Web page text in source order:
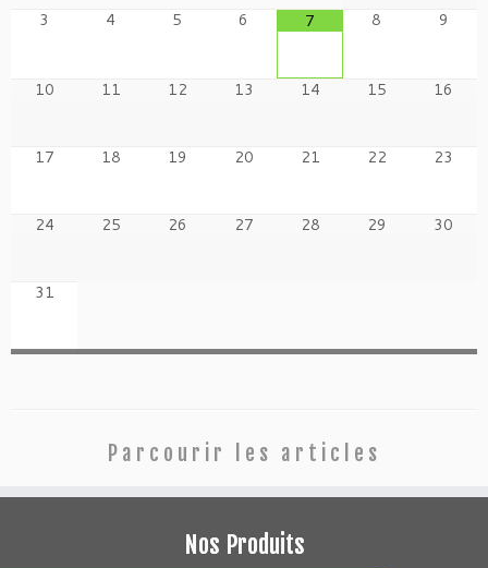
3 4 5 6 7 8 9
10 11 12 13 14 15 16
17 18 19 20 21 22 23
24 25 26 27 28 29 30
31
Parcourir les articles
Nos Produits